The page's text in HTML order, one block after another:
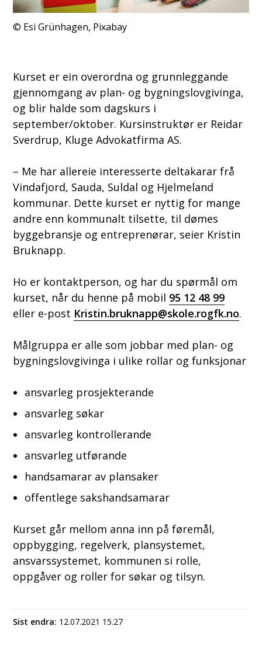
Esi Grünhagen, Pixabay
Kurset er ein overordna og grunnleggande
gjennomgang av plan- og bygningslovgivinga,
og blir halde som dagskurs i
september/oktober. Kursinstruktør er Reidar
Sverdrup, Kluge Advokatfirma AS.
– Me har allereie interesserte deltakarar frå
Vindafjord, Sauda, Suldal og Hjelmeland
kommunar. Dette kurset er nyttig for mange
andre enn kommunalt tilsette, til dømes
byggebransje og entreprenørar, seier Kristin
Bruknapp.
Ho er kontaktperson, og har du spørmål om
kurset, når du henne på mobil 95 12 48 99
eller e-post Kristin.bruknapp@skole.rogfk.no.
Målgruppa er alle som jobbar med plan- og
bygningslovgivinga i ulike rollar og funksjonar
ansvarleg prosjekterande
ansvarleg søkar
ansvarleg kontrollerande
ansvarleg utførande
handsamarar av plansaker
offentlege sakshandsamarar
Kurset går mellom anna inn på føremål,
oppbygging, regelverk, plansystemet,
ansvarssystemet, kommunen si rolle,
oppgåver og roller for søkar og tilsyn.
Sist endra 12.07.2021 15.27